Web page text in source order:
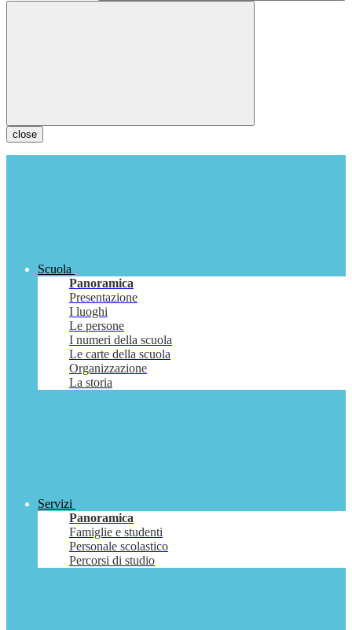
close
Scuola
Panoramica
Presentazione
I luoghi
Le persone
I numeri della scuola
Le carte della scuola
Organizzazione
La storia
Servizi
Panoramica
Famiglie e studenti
Personale scolastico
Percorsi di studio